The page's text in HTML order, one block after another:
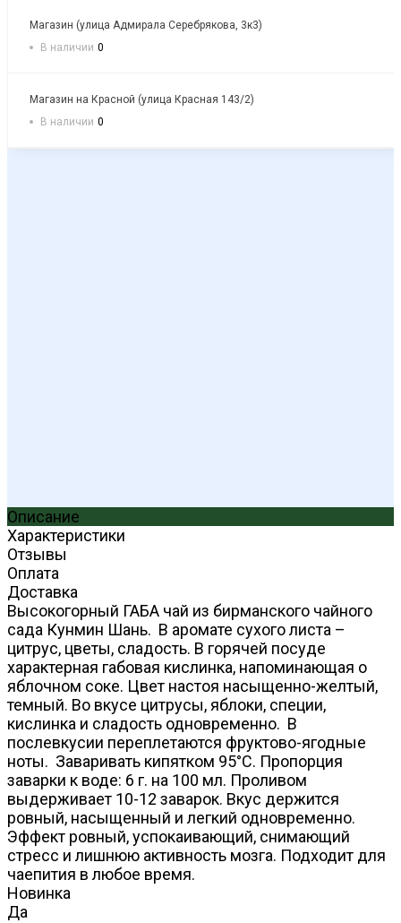
Магазин (улица Адмирала Серебрякова, 3к3)
В наличии 0
Магазин на Красной (улица Красная 143/2)
В наличии 0
Описание
Характеристики
Отзывы
Оплата
Доставка
Высокогорный ГАБА чай из бирманского чайного
сада Кунмин Шань. В аромате сухого листа –
цитрус, цветы, сладость. В горячей посуде
характерная габовая кислинка, напоминающая о
яблочном соке. Цвет настоя насыщенно-желтый,
темный. Во вкусе цитрусы, яблоки, специи,
кислинка и сладость одновременно. В
послевкусии переплетаются фруктово-ягодные
ноты. Заваривать кипятком 95°С. Пропорция
заварки к воде: 6 г. на 100 мл. Проливом
выдерживает 10-12 заварок. Вкус держится
ровный, насыщенный и легкий одновременно.
Эффект ровный, успокаивающий, снимающий
стресс и лишнюю активность мозга. Подходит для
чаепития в любое время.
Новинка
Да